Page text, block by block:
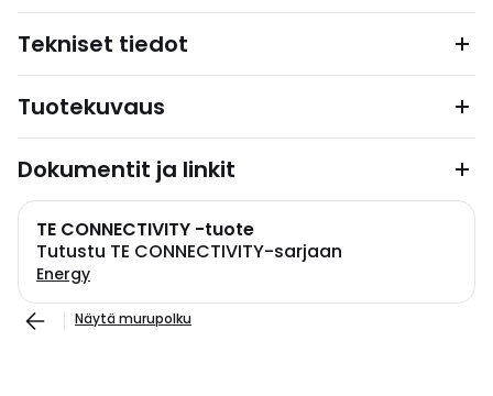
Tekniset tiedot
Tuotekuvaus
Dokumentit ja linkit
TE CONNECTIVITY -tuote
Tutustu TE CONNECTIVITY-sarjaan
Energy
Näytä murupolku